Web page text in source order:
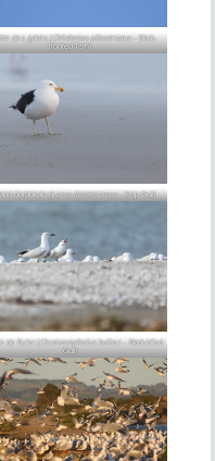
des galets (Chlidonias albostriatus– Black-
fronted Tern)
dominicain (Larus dominicanus– Kelp Gull)
de Buller (Chroicocephalus bulleri– Black-billed
Gull)